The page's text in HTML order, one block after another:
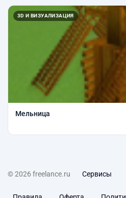
3D И ВИЗУАЛИЗАЦИЯ
Мельница
© 2026 freelance.ru Сервисы